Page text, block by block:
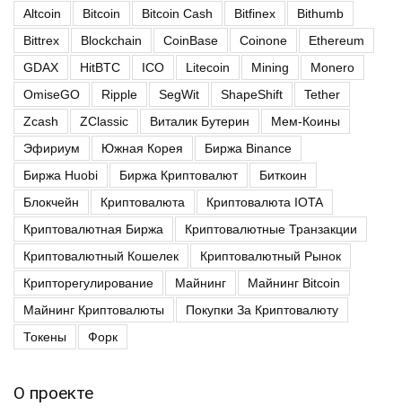
Altcoin Bitcoin Bitcoin Cash Bitfinex
Bithumb
Bittrex
Blockchain CoinBase Coinone
Ethereum
GDAX
HitBTC ICO Litecoin Mining
Monero
OmiseGO
Ripple SegWit ShapeShift
Tether
Zcash
ZClassic Виталик Бутерин
Мем-Коины
Эфириум
Южная Корея
Биржа Binance
Биржа Huobi
Биржа Криптовалют
Биткоин
Блокчейн
Криптовалюта
Криптовалюта IOTA
Криптовалютная Биржа
Криптовалютные Транзакции
Криптовалютный Кошелек
Криптовалютный Рынок
Крипторегулирование
Майнинг
Майнинг Bitcoin
Майнинг Криптовалюты
Покупки За Криптовалюту
Токены
Форк
О проекте